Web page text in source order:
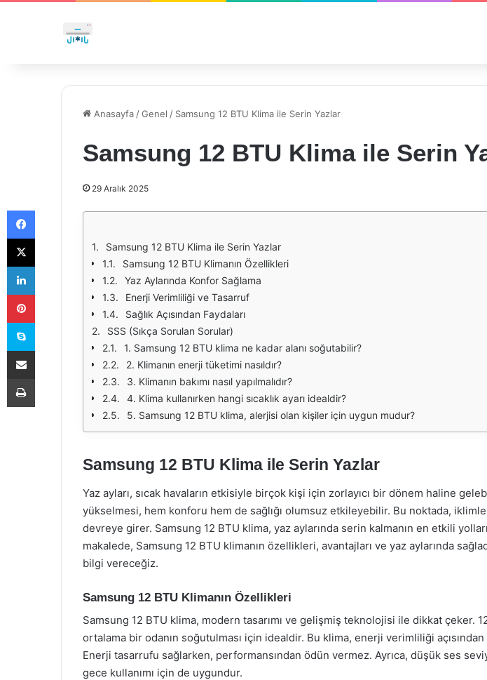
Anasayfa /Genel / Samsung 12 BTU Klima ile Serin Yazlar
Samsung 12 BTU Klima ile Serin
29 Aralık 2025
Samsung 12 BTU Klima ile Serin Yazlar
Samsung 12 BTU Klimanın Özellikleri
Yaz Aylarında Konfor Sağlama
Enerji Verimliliği ve Tasarruf
Sağlık Açısından Faydaları
SSS (Sıkça Sorulan Sorular)
1. Samsung 12 BTU klima ne kadar alanı soğutabilir?
2. Klimanın enerji tüketimi nasıldır?
3. Klimanın bakımı nasıl yapılmalıdır?
4. Klima kullanırken hangi sıcaklık ayarı idealdir?
5. Samsung 12 BTU klima, alerjisi olan kişiler için uygun mudur?
Samsung 12 BTU Klima ile Serin Yazlar
Yaz ayları, sıcak havaların etkisiyle birçok kişi için zorlayıcı bir dönem haline
yükselmesi, hem konforu hem de sağlığı olumsuz etkileyebilir. Bu noktada,
devreye girer. Samsung 12 BTU klima, yaz aylarında serin kalmanın en etkili
makalede, Samsung 12 BTU klimanın özellikleri, avantajları ve yaz aylarında
bilgi vereceğiz.
Samsung 12 BTU Klimanın Özellikleri
Samsung 12 BTU klima, modern tasarımı ve gelişmiş teknolojisi ile dikkat çeker.
ortalama bir odanın soğutulması için idealdir. Bu klima, enerji verimliliği açısından
Enerji tasarrufu sağlarken, performansından ödün vermez. Ayrıca, düşük ses
gece kullanımı için de uygundur.
Facebook
X
LinkedIn
Pinterest
Skype
E-Posta ile paylaş